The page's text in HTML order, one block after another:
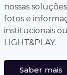
nossas
fotos e
institucionais
LIGHT&PLAY.
Saber mais